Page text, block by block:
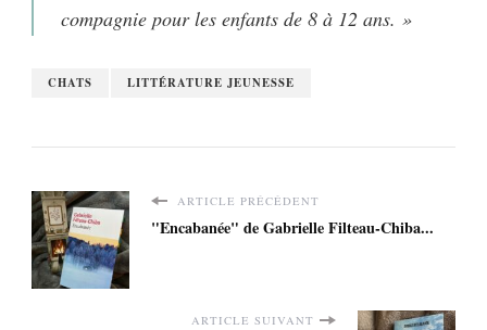
compagnie pour les enfants de 8 à 12 ans. »
CHATS LITTÉRATURE JEUNESSE
ARTICLE PRÉCÉDENT
"Encabanée" de Gabrielle Filteau-Chiba...
ARTICLE SUIVANT